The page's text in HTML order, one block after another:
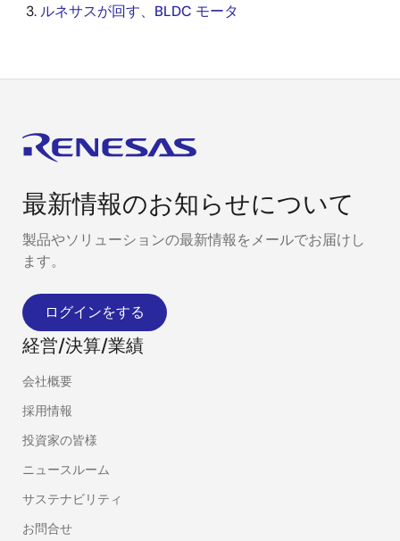
ルネサスが回す、BLDC モータ
最新情報のお知らせについて
製品やソリューションの最新情報をメールでお届けし
ます。
ログインをする
経営/決算/業績
会社概要
採用情報
投資家の皆様
ニュースルーム
サステナビリティ
お問合せ